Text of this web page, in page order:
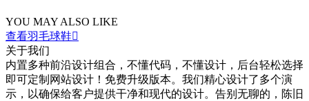
YOU MAY ALSO LIKE
查看羽毛球鞋
关于我们
内置多种前沿设计组合，不懂代码，不懂设计，后台轻松选择
即可定制网站设计！免费升级版本。我们精心设计了多个演
示，以确保给客户提供干净和现代的设计。告别无聊的，陈旧